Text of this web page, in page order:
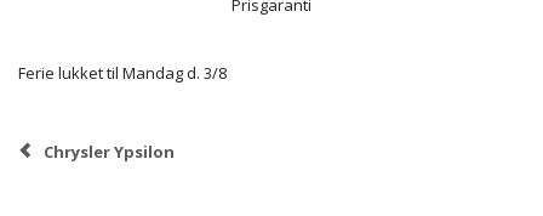
Prisgaranti
Ferie lukket til Mandag d. 3/8
Chrysler Ypsilon